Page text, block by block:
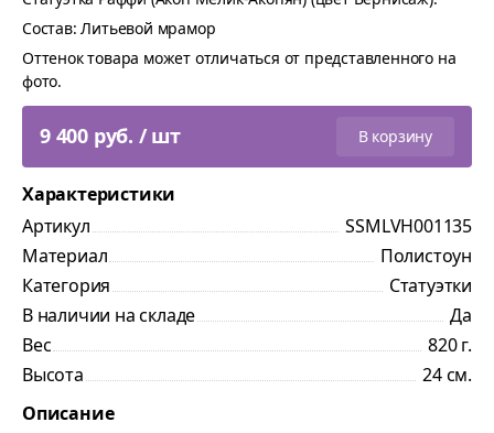
Состав: Литьевой мрамор
Оттенок товара может отличаться от представленного на
фото.
9 400 руб. / шт В корзину
Характеристики
Артикул
SSMLVH001135
Материал
Полистоун
Категория
Статуэтки
В наличии на складе
Да
Вес
820 г.
Высота
24 см.
Описание